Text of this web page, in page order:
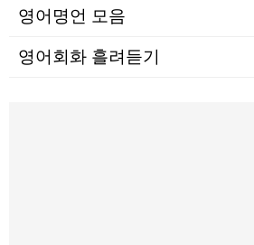
영어명언 모음
영어회화 흘려듣기